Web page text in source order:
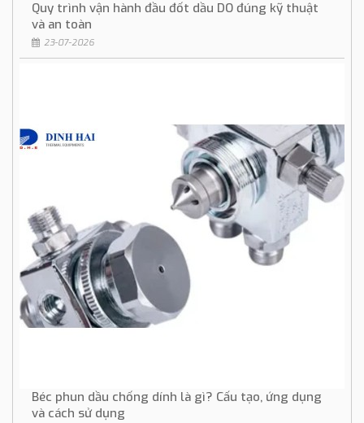
Quy trình vận hành đầu đốt dầu DO đúng kỹ thuật
và an toàn
23-07-2026
Béc phun dầu chống dính là gì? Cấu tạo, ứng dụng
và cách sử dụng